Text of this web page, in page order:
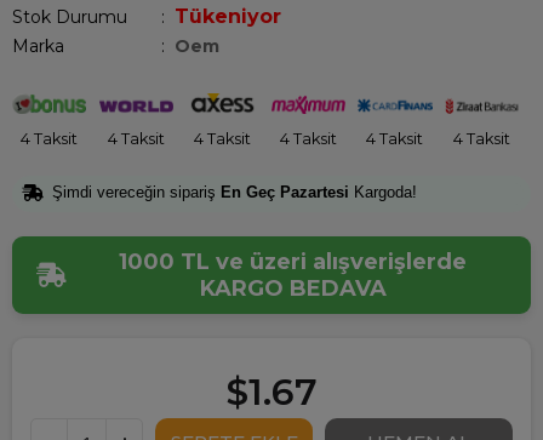
Stok Durumu : Tükeniyor
Marka : Oem
4 Taksit 4 Taksit 4 Taksit 4 Taksit 4 Taksit 4 Taksit
Şimdi vereceğin sipariş En Geç Pazartesi Kargoda!
1000 TL ve üzeri alışverişlerde
KARGO BEDAVA
$1.67